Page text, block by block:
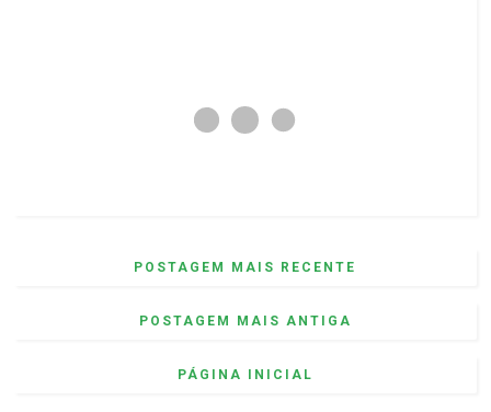
POSTAGEM MAIS RECENTE
POSTAGEM MAIS ANTIGA
PÁGINA INICIAL